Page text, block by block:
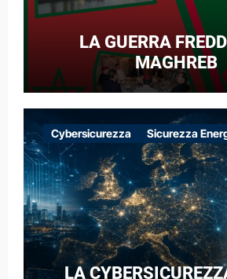
LA GUERRA
MAGHREB
Cybersicurezza Sicurezza
LA